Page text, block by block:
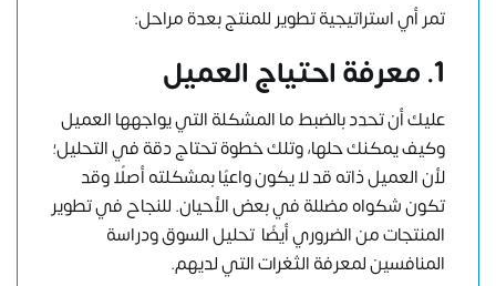
تمر أي استراتيجية تطوير للمنتج بعدة مراحل:
1. معرفة احتياج العميل
عليك أن تحدد بالضبط ما المشكلة التي يواجهها العميل
وكيف يمكنك حلها، وتلك خطوة تحتاج دقة في التحليل؛
لأن العميل ذاته قد لا يكون واعيًا بمشكلته أصلًا وقد
تكون شكواه مضللة في بعض الأحيان. للنجاح في تطوير
المنتجات من الضروري أيضًا تحليل السوق ودراسة
المنافسينلمعرفة الثغرات التي لديهم.